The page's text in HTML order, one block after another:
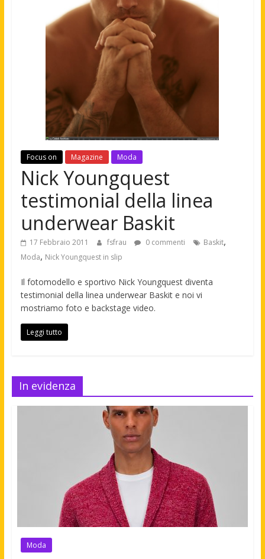
Focus on Magazine Moda
Nick Youngquest
testimonial della linea
underwear Baskit
17 Febbraio 2011 fsfrau 0 commenti Baskit,
Moda, Nick Youngquest in slip
Il fotomodello e sportivo Nick Youngquest diventa
testimonial della linea underwear Baskit e noi vi
mostriamo foto e backstage video.
Leggi tutto
In evidenza
Moda